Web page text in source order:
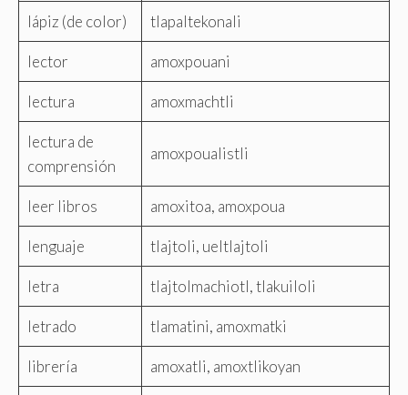
lápiz (de color) tlapaltekonali
lector amoxpouani
lectura amoxmachtli
lectura de
comprensión
amoxpoualistli
leer libros amoxitoa, amoxpoua
lenguaje tlajtoli, ueltlajtoli
letra tlajtolmachiotl, tlakuiloli
letrado tlamatini, amoxmatki
librería amoxatli, amoxtlikoyan